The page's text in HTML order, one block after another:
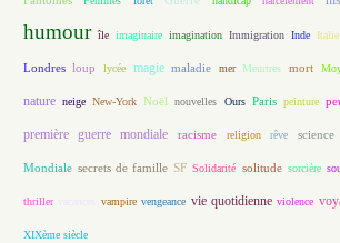
humour île imaginaire imagination Immigration Inde Italie
Londres loup lycée magie maladie mer Meurtres mort
nature neige New-York Noël nouvelles Ours Paris peinture
première guerre mondiale racisme religion rêve
Mondiale secrets de famille SF Solidarité solitude sorcière
thriller vampire vengeance vie quotidienne violence
XIXème siècle